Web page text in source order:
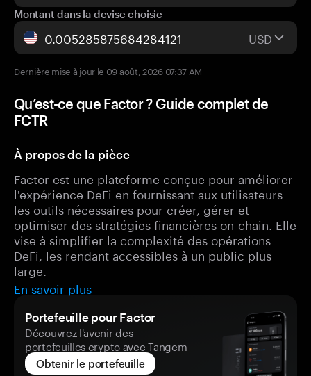
Montant dans la devise choisie
USD
Dernière mise à jour le 09 août, 2026 07:37 AM
Qu’est-ce que Factor ? Guide complet de
FCTR
À propos de la pièce
Factor est une plateforme conçue pour améliorer
l'expérience DeFi en fournissant aux utilisateurs
les outils nécessaires pour créer, gérer et
optimiser des stratégies financières on-chain. Elle
vise à simplifier la complexité des opérations
DeFi, les rendant accessibles à un public plus
large.
En savoir plus
Portefeuille pour Factor
Découvrez l'avenir des
portefeuilles crypto avec Tangem
Obtenir le portefeuille